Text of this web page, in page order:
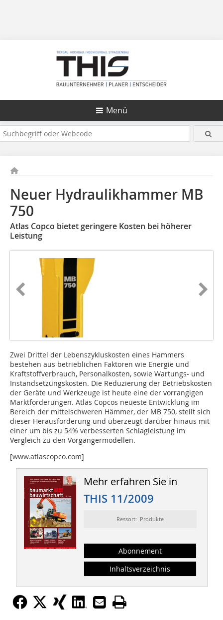
Menü
Neuer Hydraulikhammer MB
750
Atlas Copco bietet geringere Kosten bei höherer
Leistung
Zwei Drittel der Lebenszykluskosten eines Hammers
bestehen aus betrieblichen Faktoren wie Energie und
Kraftstoffverbrauch, Personalkosten, sowie Wartungs- und
Instandsetzungskosten. Die Reduzierung der Betriebskosten
der Geräte und Werkzeuge ist heute eine der vorrangigen
Marktforderungen. Atlas Copcos neueste Entwicklung im
Bereich der mittelschweren Hämmer, der MB 750, stellt sich
dieser Herausforderung und überzeugt darüber hinaus mit
einer um bis zu 54% verbesserten Schlagleistung im
Vergleich zu den Vorgängermodellen.
[www.atlascopco.com]
Mehr erfahren Sie in
THIS 11/2009
Ressort: Produkte
Abonnement
Inhaltsverzeichnis